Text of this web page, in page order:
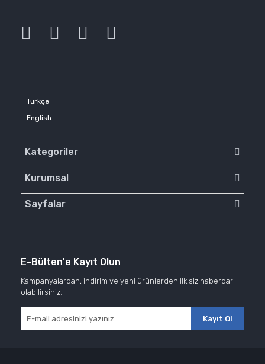
Türkçe
English
Kategoriler
Kurumsal
Sayfalar
E-Bülten'e Kayıt Olun
Kampanyalardan, indirim ve yeni ürünlerden ilk siz haberdar
olabilirsiniz.
Kayıt Ol